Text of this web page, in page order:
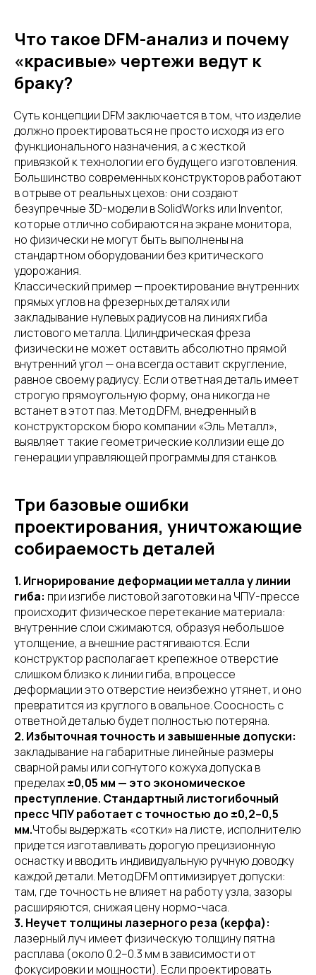
Что такое DFM-анализ и почему
«красивые» чертежи ведут к
браку?
Суть концепции DFM заключается в том, что изделие
должно проектироваться не просто исходя из его
функционального назначения, а с жесткой
привязкой к технологии его будущего изготовления.
Большинство современных конструкторов работают
в отрыве от реальных цехов: они создают
безупречные 3D-модели в SolidWorks или Inventor,
которые отлично собираются на экране монитора,
но физически не могут быть выполнены на
стандартном оборудовании без критического
удорожания.
Классический пример — проектирование внутренних
прямых углов на фрезерных деталях или
закладывание нулевых радиусов на линиях гиба
листового металла. Цилиндрическая фреза
физически не может оставить абсолютно прямой
внутренний угол — она всегда оставит скругление,
равное своему радиусу. Если ответная деталь имеет
строгую прямоугольную форму, она никогда не
встанет в этот паз. Метод DFM, внедренный в
конструкторском бюро компании «Эль Металл»,
выявляет такие геометрические коллизии еще до
генерации управляющей программы для станков.
Три базовые ошибки
проектирования, уничтожающие
собираемость деталей
1. Игнорирование деформации металла у линии
гиба: при изгибе листовой заготовки на ЧПУ-прессе
происходит физическое перетекание материала:
внутренние слои сжимаются, образуя небольшое
утолщение, а внешние растягиваются. Если
конструктор располагает крепежное отверстие
слишком близко к линии гиба, в процессе
деформации это отверстие неизбежно утянет, и оно
превратится из круглого в овальное. Соосность с
ответной деталью будет полностью потеряна.
2. Избыточная точность и завышенные допуски:
закладывание на габаритные линейные размеры
сварной рамы или согнутого кожуха допуска в
пределах±0,05 мм — это экономическое
преступление. Стандартный листогибочный
пресс ЧПУ работает с точностью до ±0,2–0,5
мм.Чтобы выдержать «сотки» на листе, исполнителю
придется изготавливать дорогую прецизионную
оснастку и вводить индивидуальную ручную доводку
каждой детали. Метод DFM оптимизирует допуски:
там, где точность не влияет на работу узла, зазоры
расширяются, снижая цену нормо-часа.
3. Неучет толщины лазерного реза (керфа):
лазерный луч имеет физическую толщину пятна
расплава (около 0.2–0.3 мм в зависимости от
фокусировки и мощности). Если проектировать